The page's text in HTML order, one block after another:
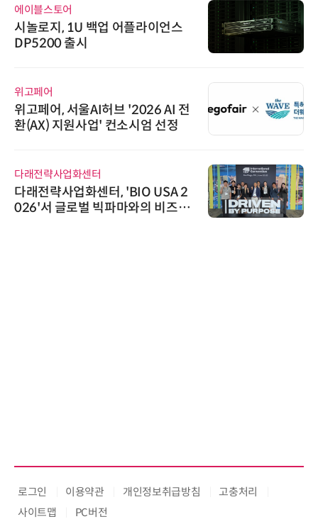
에이블스토어
시놀로지, 1U 백업 어플라이언스
DP5200 출시
위고페어
위고페어, 서울AI허브 '2026 AI 전
환(AX) 지원사업' 컨소시엄 선정
다래전략사업화센터
다래전략사업화센터, 'BIO USA 2
026'서 글로벌 빅파마와의 비즈니
로그인 이용약관 개인정보취급방침
고충처리
사이트맵
PC버전